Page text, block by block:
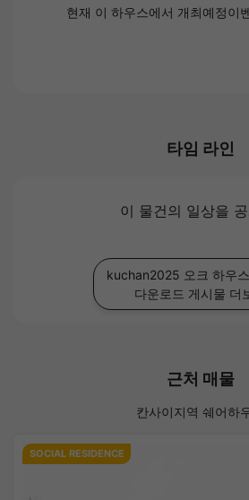
현재 이 하우스에서 개최예정이
타임 라인
이 물건의 일상을
kuchan2025 오크 하우
다운로드 게시물 더
근처 매물
칸사이지역 쉐어하
SOCIAL RESIDENCE